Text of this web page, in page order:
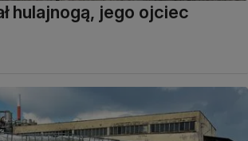
hulajnogą, jego ojciec